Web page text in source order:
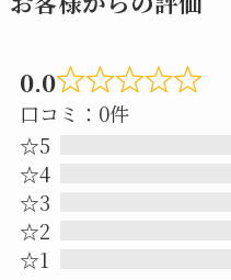
0.0
Rated
口コミ：0件
☆5
☆4
☆3
☆2
☆1